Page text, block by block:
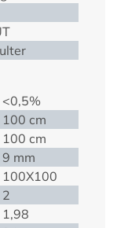
<0,5%
100 cm
100 cm
9 mm
100X100
2
1,98